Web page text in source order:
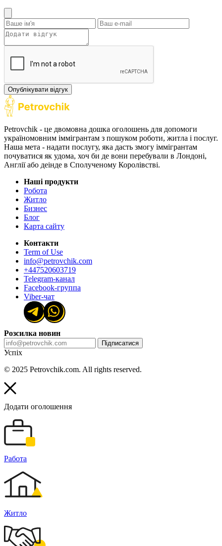
Опублікувати відгук
Petrovchik - це двомовна дошка оголошень для допомоги
україномовним іммігрантам з пошуком роботи, житла і послуг.
Наша мета - надати послугу, яка дасть змогу іммігрантам
почуватися як удома, хоч би де вони перебували в Лондоні,
Англії або деінде в Сполученому Королівстві.
Наші продукти
Робота
Житло
Бизнес
Блог
Карта сайту
Контакти
Term of Use
info@petrovchik.com
+447520603719
Telegram-канал
Facebook-группа
Viber-чат
Розсилка новин
Підписатися
Успіх
© 2025 Petrovchik.com. All rights reserved.
Додати оголошення
Работа
Житло